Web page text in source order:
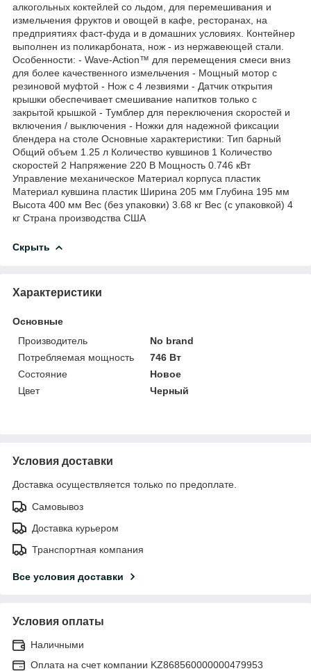
алкогольных коктейлей со льдом, для перемешивания и
измельчения фруктов и овощей в кафе, ресторанах, на
предприятиях фаст-фуда и в домашних условиях. Контейнер
выполнен из поликарбоната, нож - из нержавеющей стали.
Особенности: - Wave-Action™ для перемещения смеси вниз
для более качественного измельчения - Мощный мотор с
резиновой муфтой - Нож с 4 лезвиями - Датчик открытия
крышки обеспечивает смешивание напитков только с
закрытой крышкой - Тумблер для переключения скоростей и
включения / выключения - Ножки для надежной фиксации
блендера на столе Основные характеристики: Тип барный
Общий объем 1.25 л Количество кувшинов 1 Количество
скоростей 2 Напряжение 220 В Мощность 0.746 кВт
Управление механическое Материал корпуса пластик
Материал кувшина пластик Ширина 205 мм Глубина 195 мм
Высота 400 мм Вес (без упаковки) 3.68 кг Вес (с упаковкой) 4
кг Страна производства США
Скрыть
Характеристики
Основные
Производитель
No brand
Потребляемая мощность
746 Вт
Состояние
Новое
Цвет
Черный
Условия доставки
Доставка осуществляется только по предоплате.
Самовывоз
Доставка курьером
Транспортная компания
Все условия доставки
Условия оплаты
Наличными
Оплата на счет компании KZ868560000000479953